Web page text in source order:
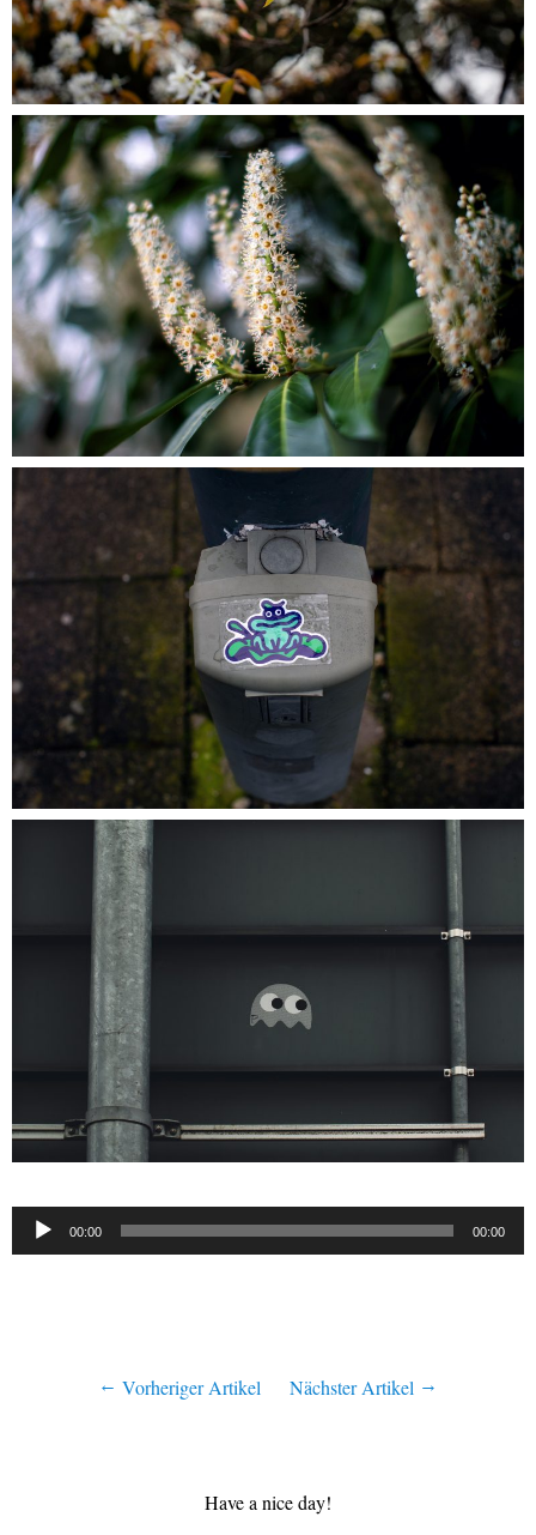
Player
00:00 00:00
Vorheriger Artikel Nächster Artikel
Have a nice day!